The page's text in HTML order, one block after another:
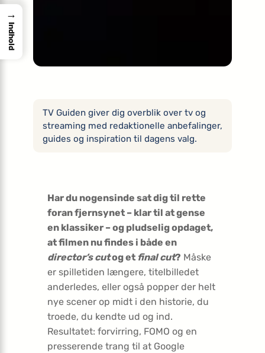
TV Guiden giver dig overblik over tv og
streaming med redaktionelle anbefalinger,
guides og inspiration til dagens valg.
Har du nogensinde sat dig til rette
foran fjernsynet – klar til at gense
en klassiker – og pludselig opdaget,
at filmen nu findes i både en
director’s cutog et final cut? Måske
er spilletiden længere, titelbilledet
anderledes, eller også popper der helt
nye scener op midt i den historie, du
troede, du kendte ud og ind.
Resultatet: forvirring, FOMO og en
presserende trang til at Google
→
Indhold